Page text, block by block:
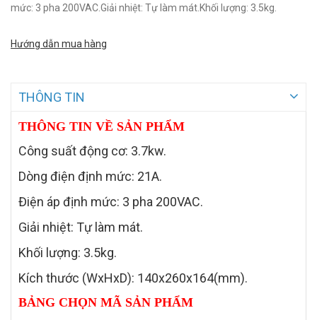
mức: 3 pha 200VAC.Giải nhiệt: Tự làm mát.Khối lượng: 3.5kg.
Hướng dẫn mua hàng
THÔNG TIN
THÔNG TIN VỀ SẢN PHẨM
Công suất động cơ: 3.7kw.
Dòng điện định mức: 21A.
Điện áp định mức: 3 pha 200VAC.
Giải nhiệt: Tự làm mát.
Khối lượng: 3.5kg.
Kích thước (WxHxD): 140x260x164(mm).
BẢNG CHỌN MÃ SẢN PHẨM